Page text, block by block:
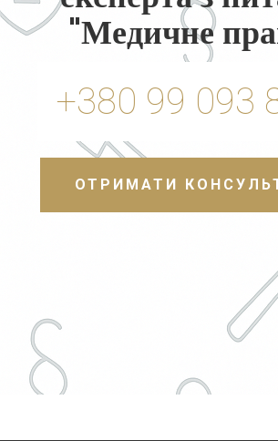
"Медичне
+380 99 093
ОТРИМАТИ